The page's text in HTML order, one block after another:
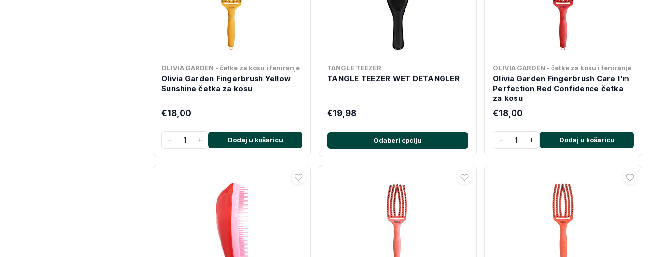
OLIVIA GARDEN - četke za kosu i feniranje
Olivia Garden Fingerbrush Yellow
Sunshine četka za kosu
€18,00
− + Dodaj u košaricu
TANGLE TEEZER
TANGLE TEEZER WET DETANGLER
€19,98
Odaberi opciju
OLIVIA GARDEN - četke za kosu i feniranje
Olivia Garden Fingerbrush Care I'm
Perfection Red Confidence četka
za kosu
€18,00
− + Dodaj u košaricu